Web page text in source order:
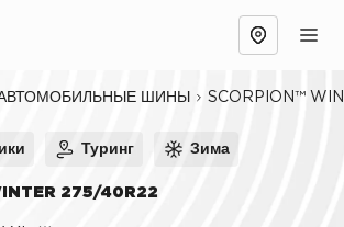
ШИНЫ SCORPION™
Туринг Зима
275/40R22